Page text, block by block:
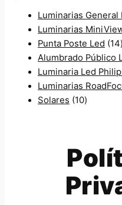
Luminarias General
Luminarias
Punta Poste Led 141
t
o
Alumbrado Público
Luminaria Led
Luminarias
Solares 101
o
d
u